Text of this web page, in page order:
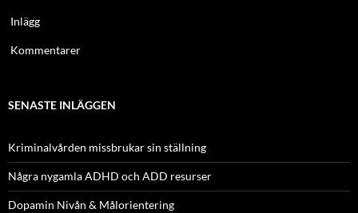
Inlägg
Kommentarer
SENASTE INLÄGGEN
Kriminalvården missbrukar sin ställning
Några nygamla ADHD och ADD resurser
Dopamin Nivån & Målorientering